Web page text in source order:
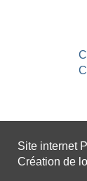
Site internet
Création de